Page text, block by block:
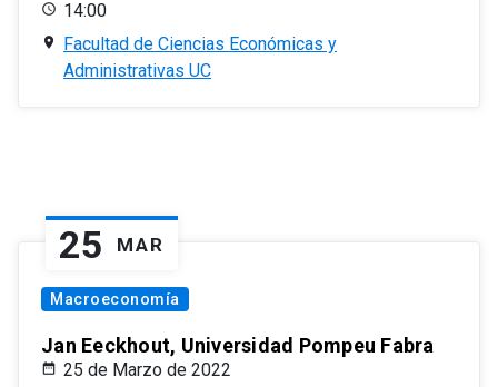
14:00
Facultad de Ciencias Económicas y
Administrativas UC
25 MAR
Macroeconomía
Jan Eeckhout, Universidad Pompeu Fabra
25 de Marzo de 2022